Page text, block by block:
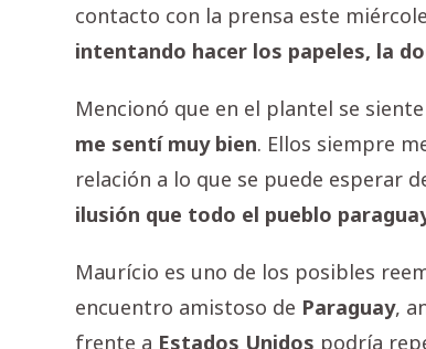
contacto con la prensa este
intentando hacer los papeles, la
Mencionó que en el plantel se
me sentí muy bien. Ellos siempre
relación a lo que se puede esperar
ilusión que todo el pueblo
Maurício es uno de los posibles
encuentro amistoso de Paraguay,
frente a Estados Unidos podría